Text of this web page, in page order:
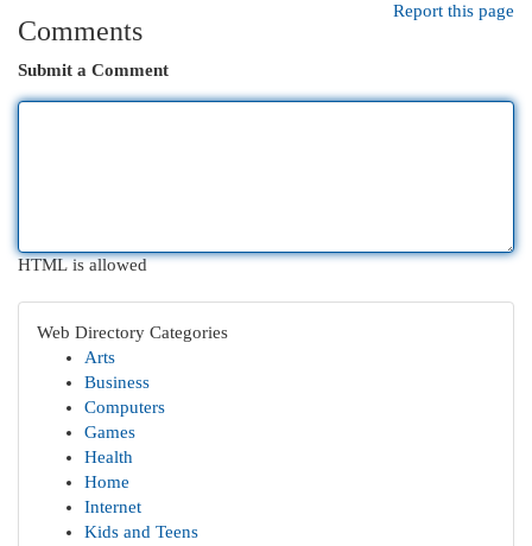
Report this page
Comments
Submit a Comment
HTML is allowed
Web Directory Categories
Arts
Business
Computers
Games
Health
Home
Internet
Kids and Teens